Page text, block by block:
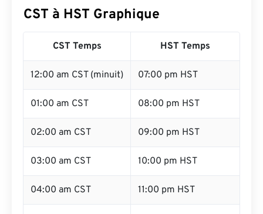
CST à HST Graphique
CST Temps HST Temps
12:00 am CST (minuit) 07:00 pm HST
01:00 am CST 08:00 pm HST
02:00 am CST 09:00 pm HST
03:00 am CST 10:00 pm HST
04:00 am CST 11:00 pm HST